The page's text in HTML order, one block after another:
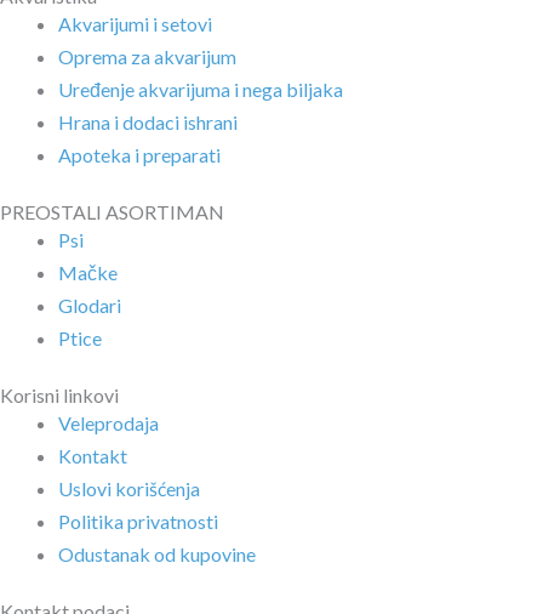
Akvarijumi i setovi
Oprema za akvarijum
Uređenje akvarijuma i nega biljaka
Hrana i dodaci ishrani
Apoteka i preparati
PREOSTALI ASORTIMAN
Psi
Mačke
Glodari
Ptice
Korisni linkovi
Veleprodaja
Kontakt
Uslovi korišćenja
Politika privatnosti
Odustanak od kupovine